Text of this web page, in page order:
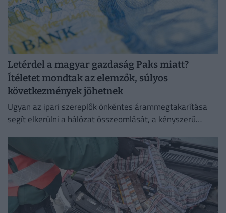
Letérdel a magyar gazdaság Paks miatt?
Ítéletet mondtak az elemzők, súlyos
következmények jöhetnek
Ugyan az ipari szereplők önkéntes árammegtakarítása
segít elkerülni a hálózat összeomlását, a kényszerű
is csökkenthetik a...